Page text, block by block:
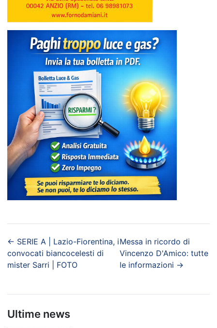
← SERIE A | Lazio-Fiorentina, i
convocati biancocelesti di
mister Sarri | FOTO
Messa in ricordo di
Vincenzo D'Amico: tutte
le informazioni →
Ultime news